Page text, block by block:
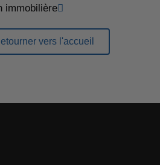
immobilière
vers l'accueil